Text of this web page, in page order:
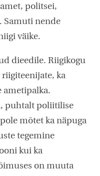
politsei,
Samuti nende
väike.
dieedile. Riigikogu
riigiteenijate, ka
ametipalka.
puhtalt poliitilise
mõtet ka näpuga
tegemine
kui ka
on muuta